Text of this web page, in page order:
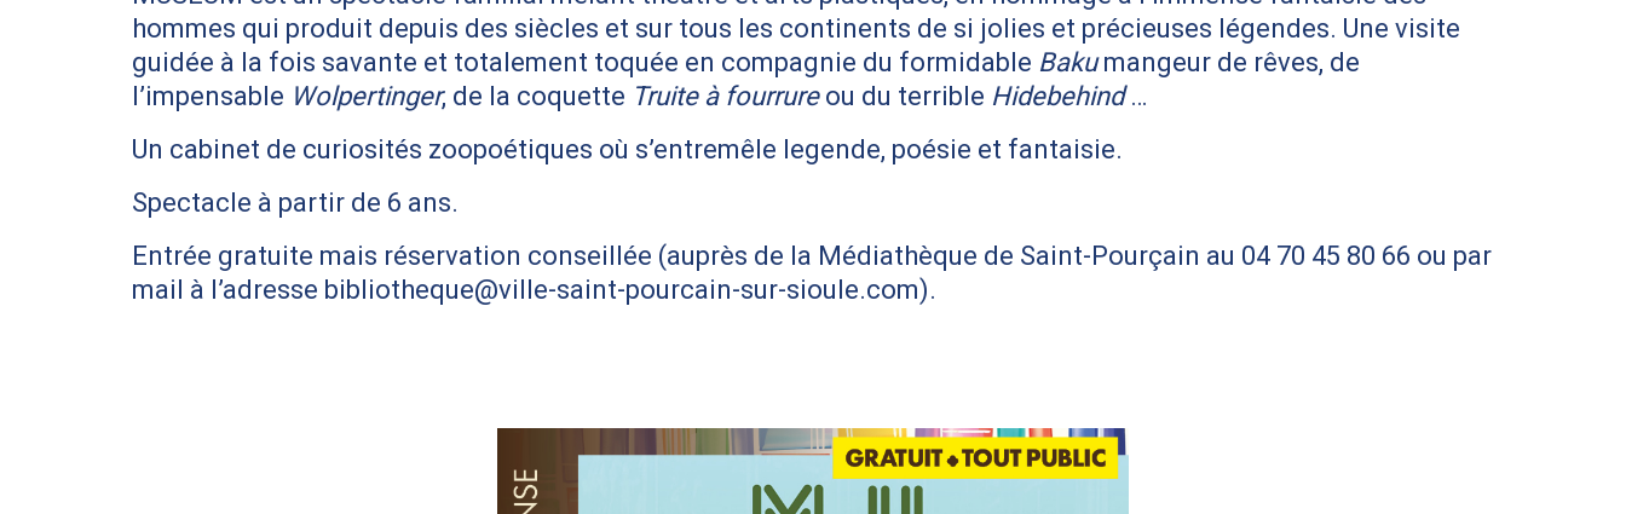
hommes qui produit depuis des siècles et sur tous les continents de si jolies et précieuses légendes. Une visite
guidée à la fois savante et totalement toquée en compagnie du formidable Bakumangeur de rêves, de
l’impensable Wolpertinger, de la coquette Truite à fourrureou du terrible Hidebehind…
Un cabinet de curiosités zoopoétiques où s’entremêle legende, poésie et fantaisie.
Spectacle à partir de 6 ans.
Entrée gratuite mais réservation conseillée (auprès de la Médiathèque de Saint-Pourçain au 04 70 45 80 66 ou par
mail à l’adresse bibliotheque@ville-saint-pourcain-sur-sioule.com).